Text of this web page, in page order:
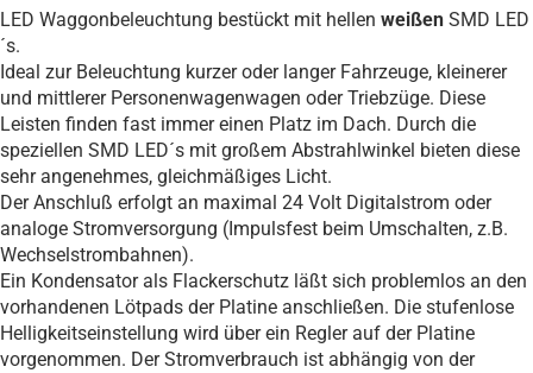
LED Waggonbeleuchtung bestückt mit hellen weißen SMD LED
´s.
Ideal zur Beleuchtung kurzer oder langer Fahrzeuge, kleinerer
und mittlerer Personenwagenwagen oder Triebzüge. Diese
Leisten finden fast immer einen Platz im Dach. Durch die
speziellen SMD LED´s mit großem Abstrahlwinkel bieten diese
sehr angenehmes, gleichmäßiges Licht.
Der Anschluß erfolgt an maximal 24 Volt Digitalstrom oder
analoge Stromversorgung (Impulsfest beim Umschalten, z.B.
Wechselstrombahnen).
Ein Kondensator als Flackerschutz läßt sich problemlos an den
vorhandenen Lötpads der Platine anschließen. Die stufenlose
Helligkeitseinstellung wird über ein Regler auf der Platine
vorgenommen. Der Stromverbrauch ist abhängig von der